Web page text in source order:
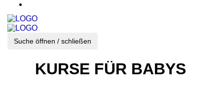
Suche öffnen / schließen
KURSE FÜR BABYS